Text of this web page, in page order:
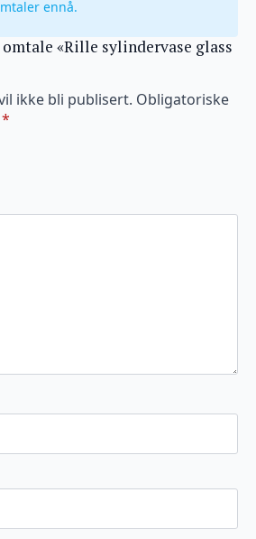
ennå.
«Rille sylindervase glass
ikke bli publisert. Obligatoriske
*